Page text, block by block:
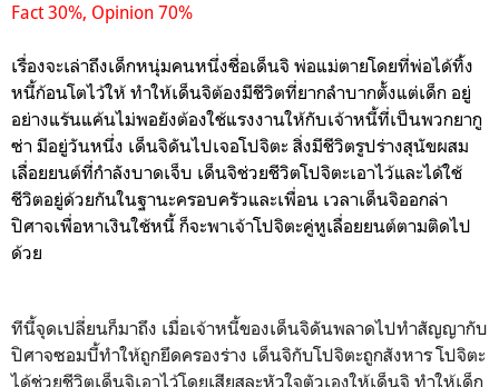
Fact 30%, Opinion 70%
เรื่องจะเล่าถึงเด็กหนุ่มคนหนึ่งชื่อเด็นจิ พ่อแม่ตายโดยที่พ่อได้ทิ้ง
หนี้ก้อนโตไว้ให้ ทำให้เด็นจิต้องมีชีวิตที่ยากลำบากตั้งแต่เด็ก อยู่
อย่างแร้นแค้นไม่พอยังต้องใช้แรงงานให้กับเจ้าหนี้ที่เป็นพวกยากู
ซ่า มีอยู่วันหนึ่ง เด็นจิดันไปเจอโปจิตะ สิ่งมีชีวิตรูปร่างสุนัขผสม
เลื่อยยนต์ที่กำลังบาดเจ็บ เด็นจิช่วยชีวิตโปจิตะเอาไว้และได้ใช้
ชีวิตอยู่ด้วยกันในฐานะครอบครัวและเพื่อน เวลาเด็นจิออกล่า
ปิศาจเพื่อหาเงินใช้หนี้ ก็จะพาเจ้าโปจิตะคู่หูเลื่อยยนต์ตามติดไป
ด้วย
ทีนี้จุดเปลี่ยนก็มาถึง เมื่อเจ้าหนี้ของเด็นจิดันพลาดไปทำสัญญากับ
ปิศาจซอมบี้ทำให้ถูกยึดครองร่าง เด็นจิกับโปจิตะถูกสังหาร โปจิตะ
ได้ช่วยชีวิตเด็นจิเอาไว้โดยเสียสละหัวใจตัวเองให้เด็นจิ ทำให้เด็ก